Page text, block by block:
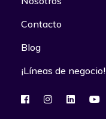
Contacto
Blog
¡Líneas de negocio!